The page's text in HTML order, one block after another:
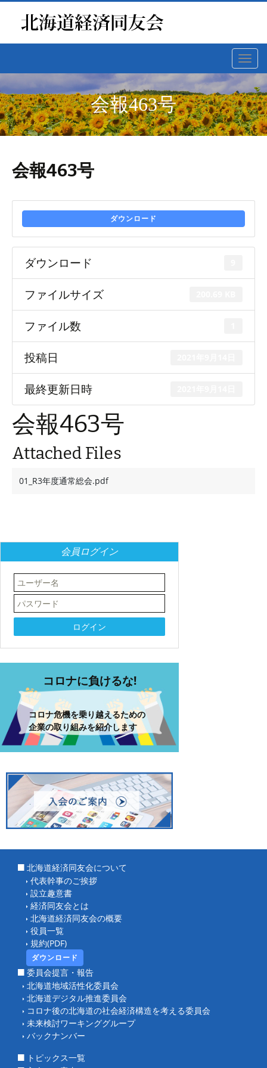
会報463号
会報463号
ダウンロード
ダウンロード
ファイルサイズ
ファイル数
投稿日
最終更新日時
会報463号
Attached Files
01_R3年度通常総会.pdf
会員ログイン
コロナに負けるな!
コロナ危機を乗り越えるための
企業の取り組みを紹介します
北海道経済同友会について
代表幹事のご挨拶
設立趣意書
経済同友会とは
北海道経済同友会の概要
役員一覧
規約(PDF)
ダウンロード
委員会提言・報告
北海道地域活性化委員会
北海道デジタル推進委員会
コロナ後の北海道の社会経済構造を考える委員会
未来検討ワーキンググループ
バックナンバー
トピックス一覧